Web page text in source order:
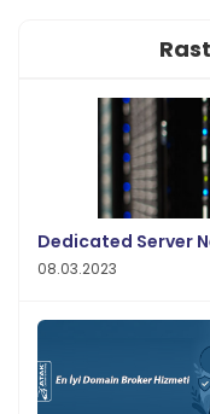
Dedicated Server
08.03.2023